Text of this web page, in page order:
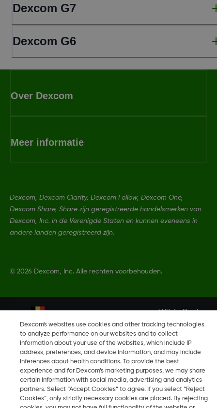
Dexcom G7
Dexcom G6
Over Dexcom
Meer informatie
Dexcom, Dexcom Clarity, Dexcom Follow, Dexcom One,
Dexcom Share, Share zijn geregistreerde handelsmerken van
Dexcom, Inc. in de Verenigde Staten en kunnen eveneens in
andere landen geregistreerd zijn.
© 2026 Dexcom, Inc. Alle rechten voorbehouden.
Wijzig Regio
Dexcom's websites use cookies and other tracking technologies
to analyze performance on our websites and to collect
information about your use of the websites, which include IP
address, preferences, and device information, and may include
inferences about health conditions. To provide the best
experience and for Dexcom’s marketing purposes, we may share
certain information with social media, advertising and analytics
partners. Select “Accept Cookies” to agree. If you select “Reject
Cookies”, only strictly necessary cookies are placed. By rejecting